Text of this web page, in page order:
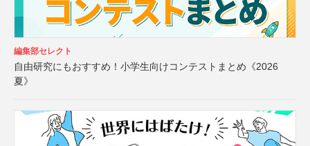
編集部セレクト
自由研究にもおすすめ！小学生向けコンテストまとめ《2026
夏》